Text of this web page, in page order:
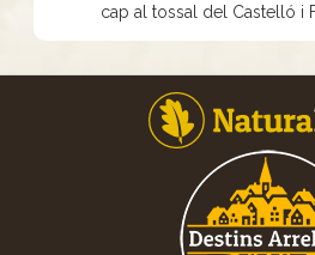
cap al tossal del Castelló i